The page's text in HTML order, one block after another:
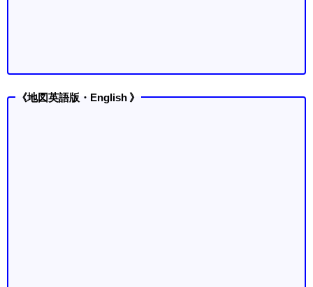
《地図英語版・English 》